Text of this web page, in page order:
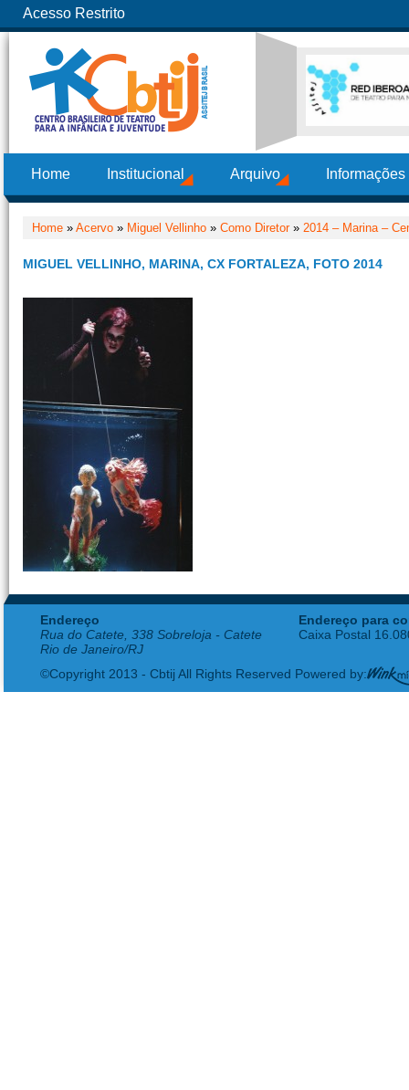
Acesso Restrito
Home Institucional Arquivo
Home » Acervo » Miguel Vellinho » Como Diretor» 2014 – Marina –
MIGUEL VELLINHO, MARINA, CX FORTALEZA, FOTO 2014
Endereço
Rua do Catete, 338 Sobreloja - Catete
Rio de Janeiro/RJ
Endereço para
Caixa Postal
©Copyright 2013 - Cbtij All Rights Reserved Powered by: